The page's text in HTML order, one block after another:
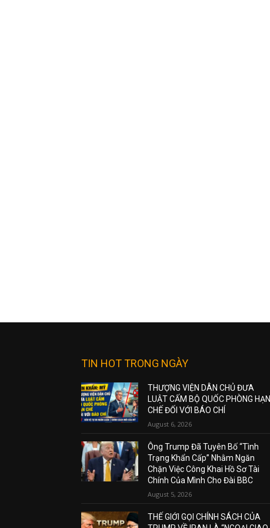
TIN HOT TRONG NGÀY
THƯỢNG VIỆN DÂN CHỦ ĐƯA
LUẬT CẤM BỘ QUỐC PHÒNG HẠN
CHẾ ĐỐI VỚI BÁO CHÍ
August 6, 2026
Ông Trump Đã Tuyên Bố “Tình
Trạng Khẩn Cấp” Nhằm Ngăn
Chặn Việc Công Khai Hồ Sơ Tài
Chính Của Mình Cho Đài BBC
August 5, 2026
THẾ GIỚI GỌI CHÍNH SÁCH CỦA